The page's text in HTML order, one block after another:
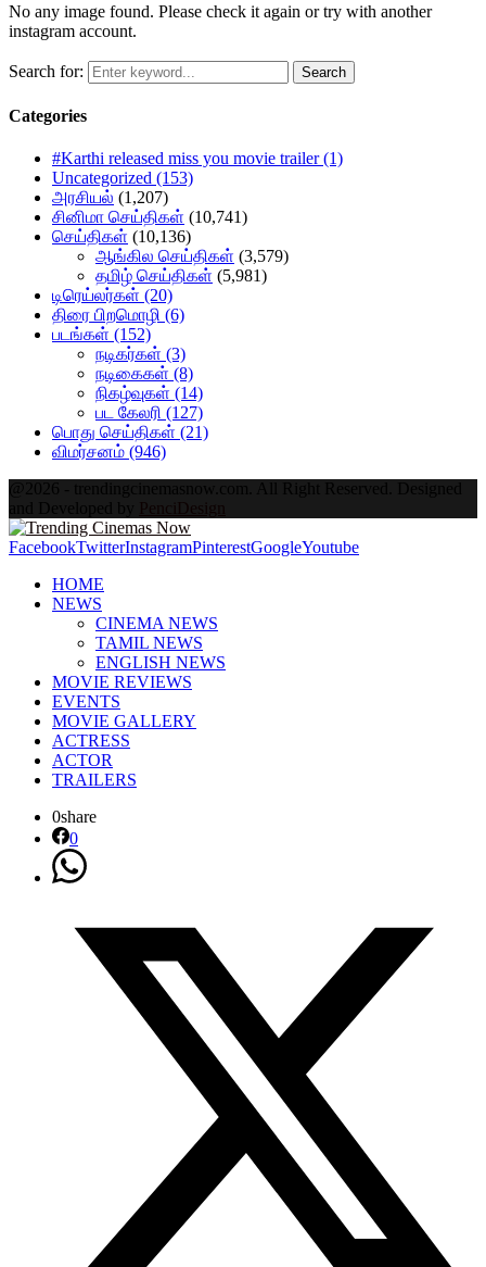
No any image found. Please check it again or try with another
instagram account.
Search for: Search
Categories
#Karthi released miss you movie trailer(1)
Uncategorized (153)
அரசியல் (1,207)
சினிமா செய்திகள் (10,741)
செய்திகள் (10,136)
ஆங்கில செய்திகள் (3,579)
தமிழ் செய்திகள் (5,981)
டிரெய்லர்கள் (20)
திரை பிறமொழி (6)
படங்கள் (152)
நடிகர்கள் (3)
நடிகைகள் (8)
நிகழ்வுகள் (14)
பட கேலரி (127)
பொது செய்திகள் (21)
விமர்சனம் (946)
@2026 - trendingcinemasnow.com. All Right Reserved. Designed
and Developed by PenciDesign
FacebookTwitterInstagramPinterestGoogleYoutube
HOME
NEWS
CINEMA NEWS
TAMIL NEWS
ENGLISH NEWS
MOVIE REVIEWS
EVENTS
MOVIE GALLERY
ACTRESS
ACTOR
TRAILERS
0share
0